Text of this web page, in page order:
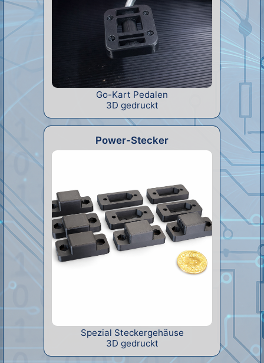
Go-Kart Pedalen
3D gedruckt
Power-Stecker
Spezial Steckergehäuse
3D gedruckt